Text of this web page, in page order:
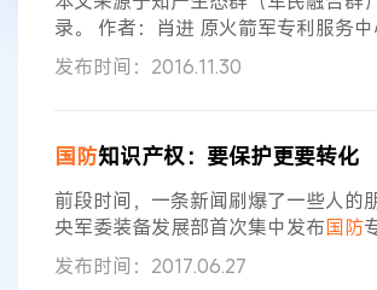
录。 作者：肖进 原火箭军专利服务
级工程师。自1985年底参与
代表火箭军参加了«国防
探讨国防专利制度特点与机制，使用
利归属等方面问题的文章，对目前 国
论和政策的主流观点提出了很多不同
发布时间：2016.11.30
国防知识产权：要保护更要转化
前段时间，一条新闻刷爆了一些人
央军委装备发展部首次集中发布国防
息”。人们不禁要问：国防
长期以来，由于我国国防
发布时间：2017.06.27